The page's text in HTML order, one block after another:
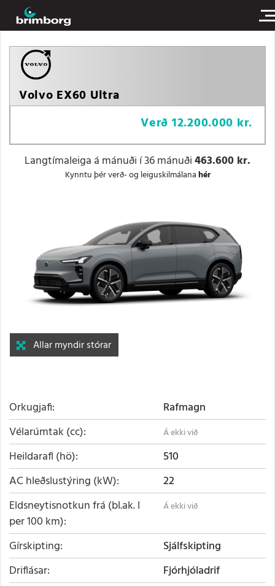
Volvo EX60 Ultra
Verð 12.200.000 kr.
Allar myndir stórar
Langtímaleiga á mánuði í 36 mánuði463.600 kr.
Kynntu þér verð- og leiguskilmálanahér
Orkugjafi
Rafmagn
Vélarúmtak (cc)
Heildarafl (hö)
510
AC hleðslustýring (kW)
22
Eldsneytisnotkun frá (bl.ak. l
per 100 km)
Gírskipting
Sjálfskipting
Driflásar
Fjórhjóladrif